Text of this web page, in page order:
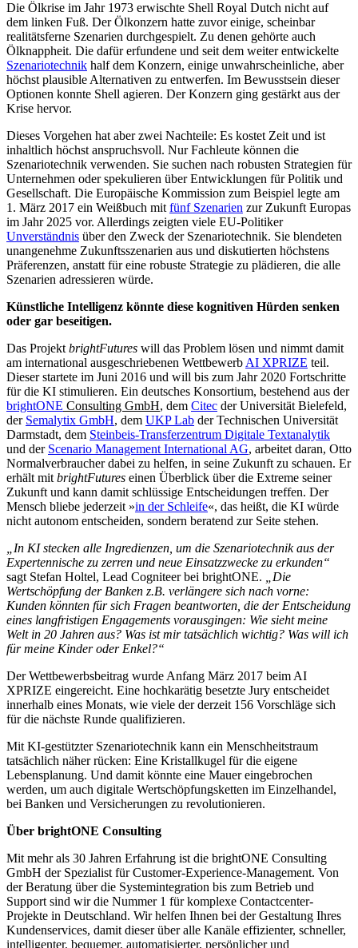
Die Ölkrise im Jahr 1973 erwischte Shell Royal Dutch nicht auf
dem linken Fuß. Der Ölkonzern hatte zuvor einige, scheinbar
realitätsferne Szenarien durchgespielt. Zu denen gehörte auch
Ölknappheit. Die dafür erfundene und seit dem weiter entwickelte
Szenariotechnik half dem Konzern, einige unwahrscheinliche, aber
höchst plausible Alternativen zu entwerfen. Im Bewusstsein dieser
Optionen konnte Shell agieren. Der Konzern ging gestärkt aus der
Krise hervor.
Dieses Vorgehen hat aber zwei Nachteile: Es kostet Zeit und ist
inhaltlich höchst anspruchsvoll. Nur Fachleute können die
Szenariotechnik verwenden. Sie suchen nach robusten Strategien für
Unternehmen oder spekulieren über Entwicklungen für Politik und
Gesellschaft. Die Europäische Kommission zum Beispiel legte am
1. März 2017 ein Weißbuch mit fünf Szenarien zur Zukunft Europas
im Jahr 2025 vor. Allerdings zeigten viele EU-Politiker
Unverständnis über den Zweck der Szenariotechnik. Sie blendeten
unangenehme Zukunftsszenarien aus und diskutierten höchstens
Präferenzen, anstatt für eine robuste Strategie zu plädieren, die alle
Szenarien adressieren würde.
Künstliche Intelligenz könnte diese kognitiven Hürden senken
oder gar beseitigen.
Das Projekt brightFutures will das Problem lösen und nimmt damit
am international ausgeschriebenen Wettbewerb AI XPRIZE teil.
Dieser startete im Juni 2016 und will bis zum Jahr 2020 Fortschritte
für die KI stimulieren. Ein deutsches Konsortium, bestehend aus der
brightONE Consulting GmbH, dem Citec der Universität Bielefeld,
der Semalytix GmbH, dem UKP Lab der Technischen Universität
Darmstadt, dem Steinbeis-Transferzentrum Digitale Textanalytik
und der Scenario Management International AG, arbeitet daran, Otto
Normalverbraucher dabei zu helfen, in seine Zukunft zu schauen. Er
erhält mit brightFutures einen Überblick über die Extreme seiner
Zukunft und kann damit schlüssige Entscheidungen treffen. Der
Mensch bliebe jederzeit »in der Schleife«, das heißt, die KI würde
nicht autonom entscheiden, sondern beratend zur Seite stehen.
„In KI stecken alle Ingredienzen, um die Szenariotechnik aus der
Expertennische zu zerren und neue Einsatzzwecke zu erkunden“
sagt Stefan Holtel, Lead Cogniteer bei brightONE. „Die
Wertschöpfung der Banken z.B. verlängere sich nach vorne:
Kunden könnten für sich Fragen beantworten, die der Entscheidung
eines langfristigen Engagements vorausgingen: Wie sieht meine
Welt in 20 Jahren aus? Was ist mir tatsächlich wichtig? Was will ich
für meine Kinder oder Enkel?“
Der Wettbewerbsbeitrag wurde Anfang März 2017 beim AI
XPRIZE eingereicht. Eine hochkarätig besetzte Jury entscheidet
innerhalb eines Monats, wie viele der derzeit 156 Vorschläge sich
für die nächste Runde qualifizieren.
Mit KI-gestützter Szenariotechnik kann ein Menschheitstraum
tatsächlich näher rücken: Eine Kristallkugel für die eigene
Lebensplanung. Und damit könnte eine Mauer eingebrochen
werden, um auch digitale Wertschöpfungsketten im Einzelhandel,
bei Banken und Versicherungen zu revolutionieren.
Über brightONE Consulting
Mit mehr als 30 Jahren Erfahrung ist die brightONE Consulting
GmbH der Spezialist für Customer-Experience-Management. Von
der Beratung über die Systemintegration bis zum Betrieb und
Support sind wir die Nummer 1 für komplexe Contactcenter-
Projekte in Deutschland. Wir helfen Ihnen bei der Gestaltung Ihres
Kundenservices, damit dieser über alle Kanäle effizienter, schneller,
intelligenter, bequemer, automatisierter, persönlicher und